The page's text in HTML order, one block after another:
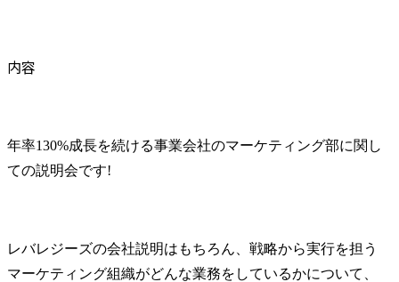
内容
年率130%成長を続ける事業会社のマーケティング部に関し
ての説明会です!
レバレジーズの会社説明はもちろん、戦略から実行を担う
マーケティング組織がどんな業務をしているかについて、